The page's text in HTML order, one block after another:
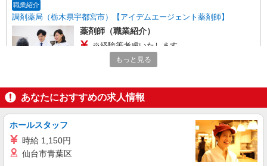
職業紹介
調剤薬局（栃木県宇都宮市）【アイデムエージェント薬剤師】
薬剤師（職業紹介）
※経験等考慮いたします。
栃木県宇都宮市 【変更の範囲：会社の定める
キープ
職業紹介
調剤薬局（栃木県宇都宮市）【アイデムエージェント薬剤師】
もっと見る
あなたにおすすめの求人情報
ホールスタッフ
時給 1,150円
仙台市青葉区